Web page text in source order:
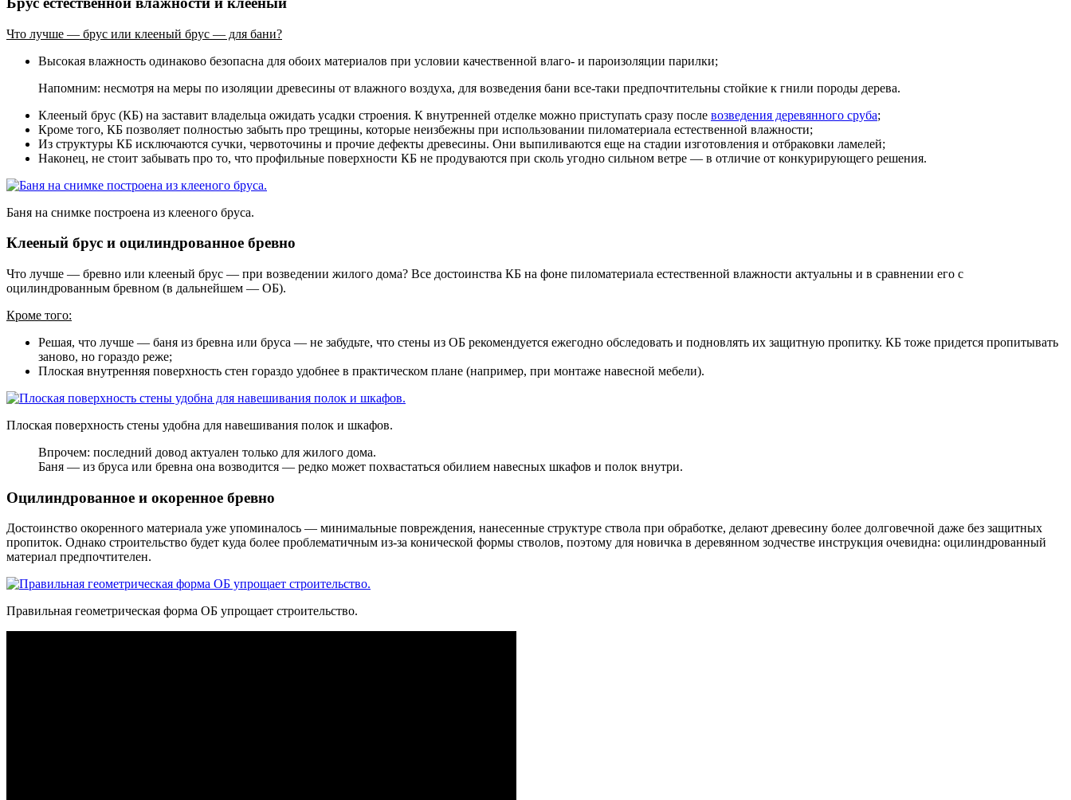
Что лучше — брус или клееный брус — для бани?
Высокая влажность одинаково безопасна для обоих материалов при условии качественной влаго- и пароизоляции парилки;
Напомним: несмотря на меры по изоляции древесины от влажного воздуха, для возведения бани все-таки предпочтительны стойкие к гнили породы дерева.
Клееный брус (КБ) на заставит владельца ожидать усадки строения. К внутренней отделке можно приступать сразу после возведения деревянного сруба;
Кроме того, КБ позволяет полностью забыть про трещины, которые неизбежны при использовании пиломатериала естественной влажности;
Из структуры КБ исключаются сучки, червоточины и прочие дефекты древесины. Они выпиливаются еще на стадии изготовления и отбраковки ламелей;
Наконец, не стоит забывать про то, что профильные поверхности КБ не продуваются при сколь угодно сильном ветре — в отличие от конкурирующего решения.
Баня на снимке построена из клееного бруса.
Клееный брус и оцилиндрованное бревно
Что лучше — бревно или клееный брус — при возведении жилого дома? Все достоинства КБ на фоне пиломатериала естественной влажности актуальны и в сравнении его с
оцилиндрованным бревном (в дальнейшем — ОБ).
Кроме того:
Решая, что лучше — баня из бревна или бруса — не забудьте, что стены из ОБ рекомендуется ежегодно обследовать и подновлять их защитную пропитку. КБ тоже придется пропитывать
заново, но гораздо реже;
Плоская внутренняя поверхность стен гораздо удобнее в практическом плане (например, при монтаже навесной мебели).
Плоская поверхность стены удобна для навешивания полок и шкафов.
Впрочем: последний довод актуален только для жилого дома.
Баня — из бруса или бревна она возводится — редко может похвастаться обилием навесных шкафов и полок внутри.
Оцилиндрованное и окоренное бревно
Достоинство окоренного материала уже упоминалось — минимальные повреждения, нанесенные структуре ствола при обработке, делают древесину более долговечной даже без защитных
пропиток. Однако строительство будет куда более проблематичным из-за конической формы стволов, поэтому для новичка в деревянном зодчестве инструкция очевидна: оцилиндрованный
материал предпочтителен.
Правильная геометрическая форма ОБ упрощает строительство.